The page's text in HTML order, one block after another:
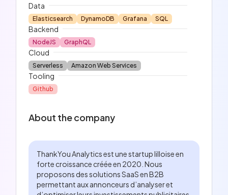
Data
Elasticsearch DynamoDB Grafana SQL
Backend
NodeJS GraphQL
Cloud
Serverless Amazon Web Services
Tooling
Github
About the company
ThankYou Analytics est une startup lilloise en
forte croissance créée en 2020. Nous
proposons des solutions SaaS en B2B
permettant aux annonceurs d’analyser et